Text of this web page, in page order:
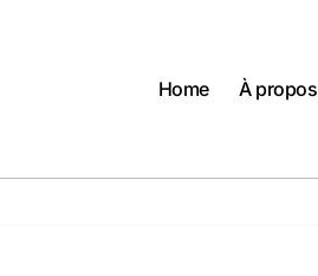
Home
À propos